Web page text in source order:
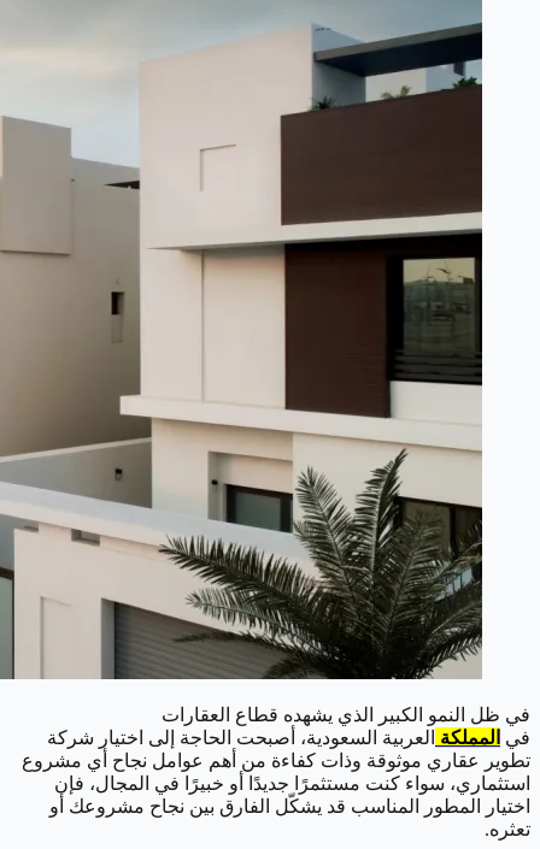
في ظل النمو الكبير الذي يشهده قطاع العقارات
في المملكة العربية السعودية، أصبحت الحاجة إلى اختيار شركة
تطوير عقاري موثوقة وذات كفاءة من أهم عوامل نجاح أي مشروع
استثماري، سواء كنت مستثمرًا جديدًا أو خبيرًا في المجال، فإن
اختيار المطور المناسب قد يشكّل الفارق بين نجاح مشروعك أو
تعثره.